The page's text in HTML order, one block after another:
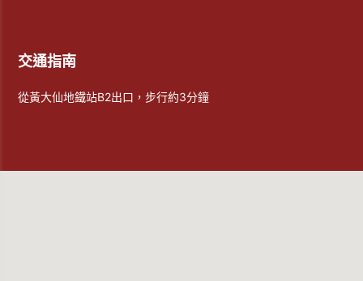
交通指南
從黃大仙地鐵站B2出口，步行約3分鐘